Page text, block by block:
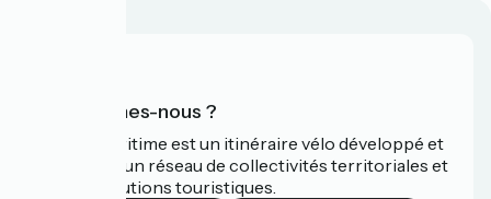
Qui sommes-nous ?
La Vélomaritime est un itinéraire vélo développé et
promu par un réseau de collectivités territoriales et
leurs institutions touristiques.